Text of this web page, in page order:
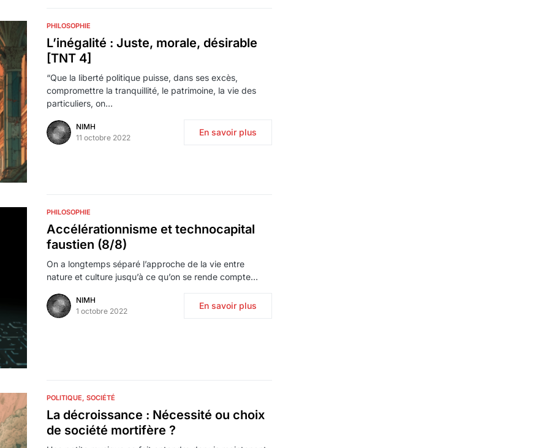
PHILOSOPHIE
L’inégalité : Juste, morale, désirable
[TNT 4]
“Que la liberté politique puisse, dans ses excès,
compromettre la tranquillité, le patrimoine, la vie des
particuliers, on…
NIMH
11 octobre 2022
En savoir plus
PHILOSOPHIE
Accélérationnisme et technocapital
faustien (8/8)
On a longtemps séparé l’approche de la vie entre
nature et culture jusqu’à ce qu’on se rende compte…
NIMH
1 octobre 2022
En savoir plus
POLITIQUE SOCIÉTÉ
La décroissance : Nécessité ou choix
de société mortifère ?